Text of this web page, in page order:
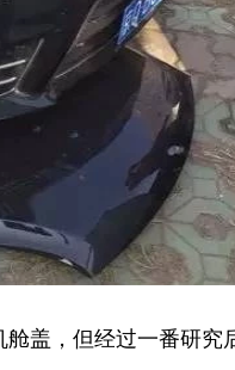
盖，但经过一番研